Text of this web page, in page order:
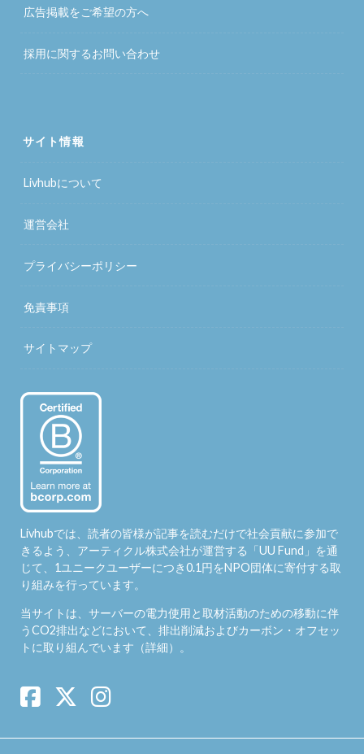
広告掲載をご希望の方へ
採用に関するお問い合わせ
サイト情報
Livhubについて
運営会社
プライバシーポリシー
免責事項
サイトマップ
Livhubでは、読者の皆様が記事を読むだけで社会貢献に参加で
きるよう、アーティクル株式会社が運営する「UU Fund 」を通
じて、1ユニークユーザーにつき0.1円をNPO団体に寄付する取
り組みを行っています。
当サイトは、サーバーの電力使用と取材活動のための移動に伴
うCO2排出などにおいて、排出削減およびカーボン・オフセッ
トに取り組んでいます（詳細）。